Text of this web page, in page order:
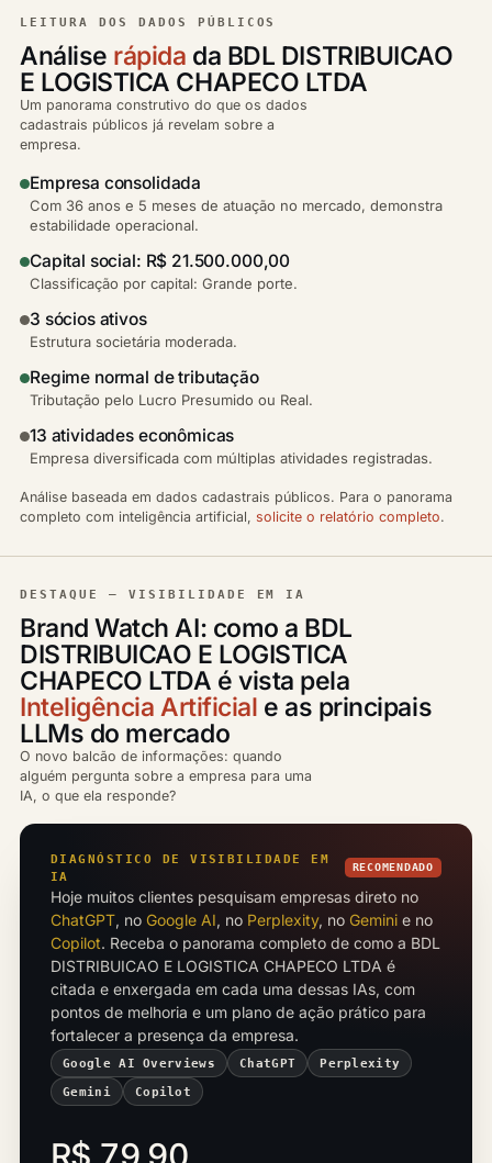
LEITURA DOS DADOS PÚBLICOS
Análise rápida da BDL DISTRIBUICAO
E LOGISTICA CHAPECO LTDA
Um panorama construtivo do que os dados
cadastrais públicos já revelam sobre a
empresa.
Empresa consolidada
Com 36 anos e 5 meses de atuação no mercado, demonstra
estabilidade operacional.
Capital social: R$ 21.500.000,00
Classificação por capital: Grande porte.
3 sócios ativos
Estrutura societária moderada.
Regime normal de tributação
Tributação pelo Lucro Presumido ou Real.
13 atividades econômicas
Empresa diversificada com múltiplas atividades registradas.
Análise baseada em dados cadastrais públicos. Para o panorama
completo com inteligência artificial, solicite o relatório completo.
DESTAQUE — VISIBILIDADE EM IA
Brand Watch AI: como a BDL
DISTRIBUICAO E LOGISTICA
CHAPECO LTDA é vista pela
Inteligência Artificial e as principais
LLMs do mercado
O novo balcão de informações: quando
alguém pergunta sobre a empresa para uma
IA, o que ela responde?
DIAGNÓSTICO DE VISIBILIDADE EM
IA
RECOMENDADO
Hoje muitos clientes pesquisam empresas direto no
ChatGPT, no Google AI, no Perplexity, no Gemini e no
Copilot. Receba o panorama completo de como a BDL
DISTRIBUICAO E LOGISTICA CHAPECO LTDA é
citada e enxergada em cada uma dessas IAs, com
pontos de melhoria e um plano de ação prático para
fortalecer a presença da empresa.
Google AI Overviews ChatGPT Perplexity
Gemini Copilot